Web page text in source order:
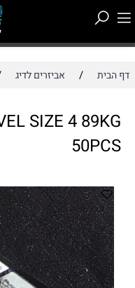
דף הבית / אביזרים לדיג
SIZE 4 89KG
50PCS